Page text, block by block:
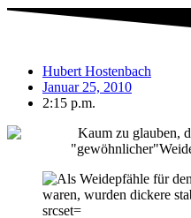
Hubert Hostenbach
Januar 25, 2010
2:15 p.m.